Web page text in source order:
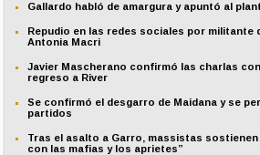
Gallardo habló de amargura y apuntó al
Repudio en las redes sociales por militante
Antonia Macri
Javier Mascherano confirmó las charlas
regreso a River
Se confirmó el desgarro de Maidana y se
partidos
Tras el asalto a Garro, massistas sostienen
con las mafias y los aprietes”